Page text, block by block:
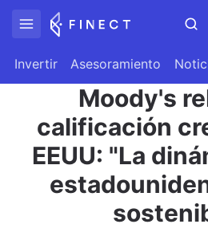
Invertir Asesoramiento
Moody's
calificación
EEUU: "La